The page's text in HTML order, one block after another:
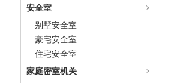
安全室
别墅安全室
豪宅安全室
住宅安全室
家庭密室机关